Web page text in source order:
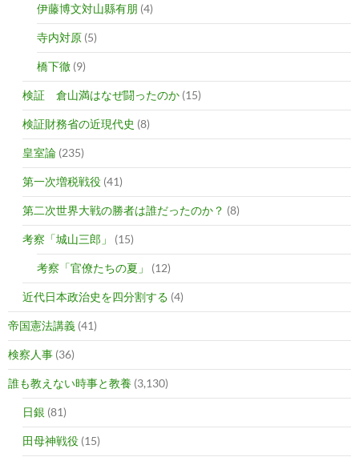
伊藤博文対山縣有朋 (4)
寺内対原 (5)
橋下徹 (9)
検証 倉山満はなぜ闘ったのか (15)
検証財務省の近現代史 (8)
皇室論 (235)
第一次増税戦役 (41)
第二次世界大戦の勝者は誰だったのか？ (8)
考察「城山三郎」 (15)
考察「官僚たちの夏」 (12)
近代日本政治史を四分割する (4)
帝国憲法講義 (41)
検察人事 (36)
誰も教えない時事と教養 (3,130)
日銀 (81)
田母神戦役 (15)